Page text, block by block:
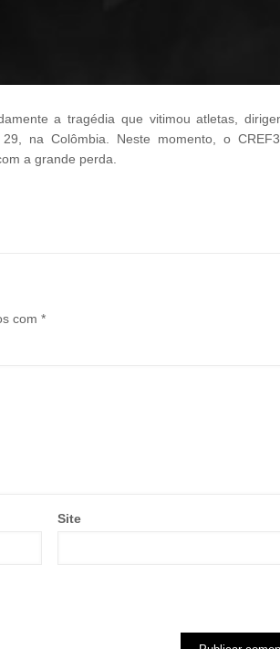
a tragédia que vitimou atletas,
na Colômbia. Neste momento, o
a grande perda.
com *
Site